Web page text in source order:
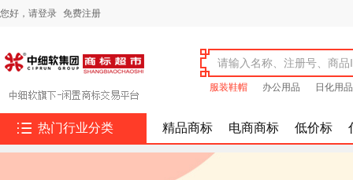
您好， 请登录 免费注册
服装鞋帽 办公用品 日化用品
 热门行业分类 精品商标 电商商标 低价标